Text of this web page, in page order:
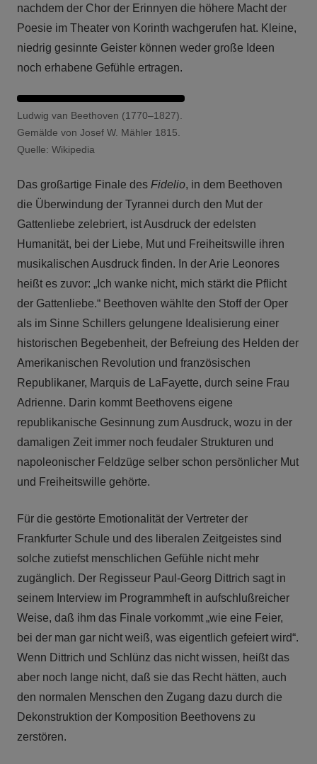
nachdem der Chor der Erinnyen die höhere Macht der
Poesie im Theater von Korinth wachgerufen hat. Kleine,
niedrig gesinnte Geister können weder große Ideen
noch erhabene Gefühle ertragen.
Ludwig van Beethoven (1770–1827).
Gemälde von Josef W. Mähler 1815.
Quelle: Wikipedia
Das großartige Finale des Fidelio, in dem Beethoven
die Überwindung der Tyrannei durch den Mut der
Gattenliebe zelebriert, ist Ausdruck der edelsten
Humanität, bei der Liebe, Mut und Freiheitswille ihren
musikalischen Ausdruck finden. In der Arie Leonores
heißt es zuvor: „Ich wanke nicht, mich stärkt die Pflicht
der Gattenliebe.“ Beethoven wählte den Stoff der Oper
als im Sinne Schillers gelungene Idealisierung einer
historischen Begebenheit, der Befreiung des Helden der
Amerikanischen Revolution und französischen
Republikaner, Marquis de LaFayette, durch seine Frau
Adrienne. Darin kommt Beethovens eigene
republikanische Gesinnung zum Ausdruck, wozu in der
damaligen Zeit immer noch feudaler Strukturen und
napoleonischer Feldzüge selber schon persönlicher Mut
und Freiheitswille gehörte.
Für die gestörte Emotionalität der Vertreter der
Frankfurter Schule und des liberalen Zeitgeistes sind
solche zutiefst menschlichen Gefühle nicht mehr
zugänglich. Der Regisseur Paul-Georg Dittrich sagt in
seinem Interview im Programmheft in aufschlußreicher
Weise, daß ihm das Finale vorkommt „wie eine Feier,
bei der man gar nicht weiß, was eigentlich gefeiert wird“.
Wenn Dittrich und Schlünz das nicht wissen, heißt das
aber noch lange nicht, daß sie das Recht hätten, auch
den normalen Menschen den Zugang dazu durch die
Dekonstruktion der Komposition Beethovens zu
zerstören.